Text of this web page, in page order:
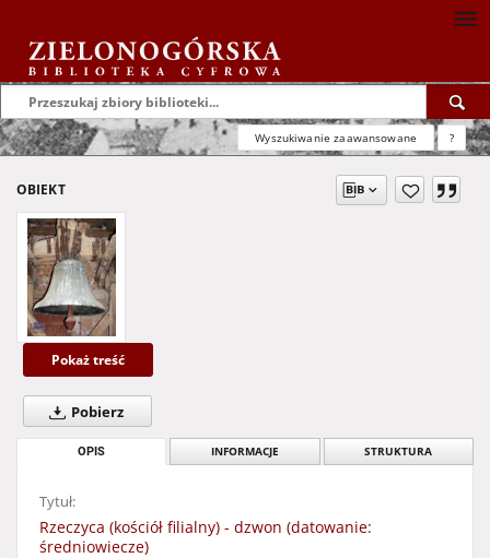
Wyszukiwanie zaawansowane ?
OBIEKT
Pokaż treść
Pobierz
OPIS INFORMACJE STRUKTURA
Tytuł:
Rzeczyca (kościół filialny) - dzwon (datowanie:
średniowiecze)